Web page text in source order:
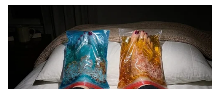
திருப்பத்தூர் 0, திருவள்ளூர் 0,
திருவண்ணாமலை 0, திருவாரூர் 0,
தூத்துக்குடி 0, திருநெல்வேலி 0, திருப்பூர் 1,
திருச்சி 0, வேலூர் 0, விழுப்புரம் 0,
விருதுநகர் 0 என்ற எண்ணிக்கையில்
மனிதநேய மக்கள் கட்சி எம்.எல்.ஏ
ஜவாஹிருல்லா பரபரப்பு பேட்டி
தமிழ்நாடு பட்ஜெட் கூட்டத்தொடர்:
சபாநாயகர் ஜே.சி.டி. பிரபாகரன்
செய்தியாளர் சந்திப்பு